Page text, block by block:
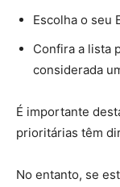
Escolha o seu
Confira a lista
considerada
É importante
prioritárias têm
No entanto, se